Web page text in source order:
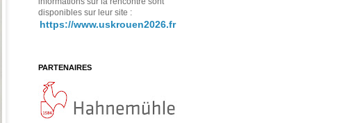
disponibles sur leur site :
https://www.uskrouen2026.fr
PARTENAIRES